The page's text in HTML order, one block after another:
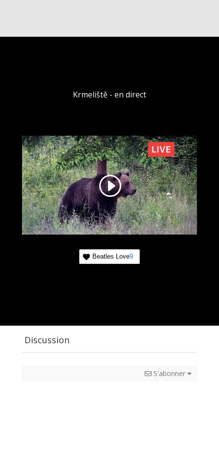
Krmeliště - en direct
Beatles Love9
Discussion
S'abonner